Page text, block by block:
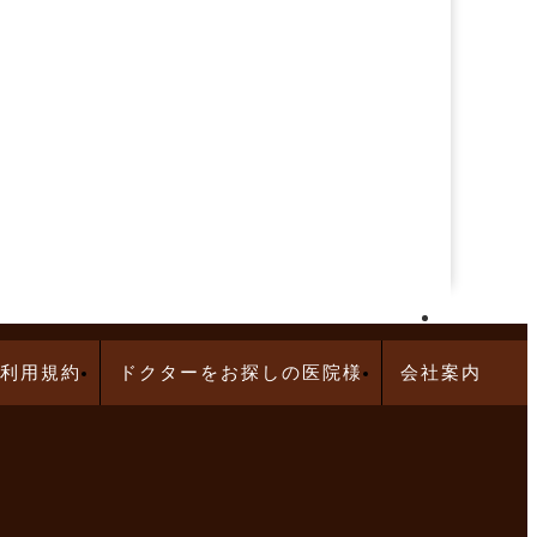
利用規約 ドクターをお探しの医院様 会社案内